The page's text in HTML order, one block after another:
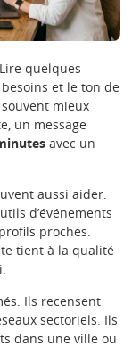
quelques
et le ton de
mieux
un message
avec un
aussi aider.
d’événements
proches.
tient à la qualité
Ils recensent
sectoriels. Ils
dans une ville ou